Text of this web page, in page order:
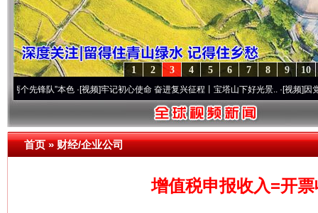
10
9
8
7
6
5
4
3
2
1
队”本色·[视频]牢记初心使命 奋进复兴征程丨宝塔山下好光景..·[视频]因党而生 为
首页»财经/企业公司
增值税申报收入=开